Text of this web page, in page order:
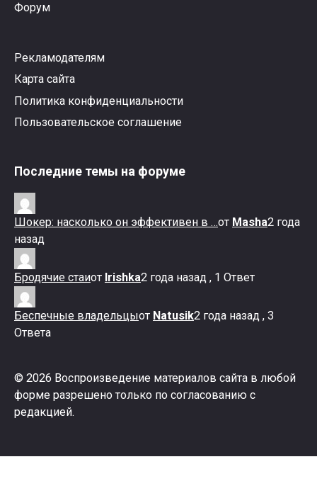
Форум
Рекламодателям
Карта сайта
Политика конфиденциальности
Пользовательское соглашение
Последние темы на форуме
Шокер: насколько он эффективен в …от Masha2 года
назад
Бродячие стаиот Irishka2 года назад , 1 Ответ
Беспечные владельцыот Natusik2 года назад , 3
Ответа
© 2026 Воспроизведение материалов сайта в любой
форме разрешено только по согласованию с
редакцией.